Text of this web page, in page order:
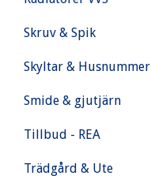
Skruv & Spik
Skyltar & Husnummer
Smide & gjutjärn
Tillbud - REA
Trädgård & Ute